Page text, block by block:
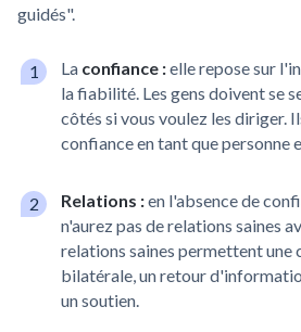
guidés".
La confiance :elle repose sur
la fiabilité. Les gens doivent se
côtés si vous voulez les diriger.
confiance en tant que personne
Relations :en l'absence de
n'aurez pas de relations saines
relations saines permettent une
bilatérale, un retour
un soutien.